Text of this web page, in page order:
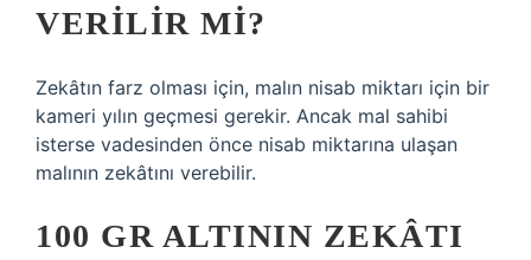
VERILIR MI?
Zekâtın farz olması için, malın nisab miktarı için bir
kameri yılın geçmesi gerekir. Ancak mal sahibi
isterse vadesinden önce nisab miktarına ulaşan
malının zekâtını verebilir.
100 GR ALTININ ZEKÂTI